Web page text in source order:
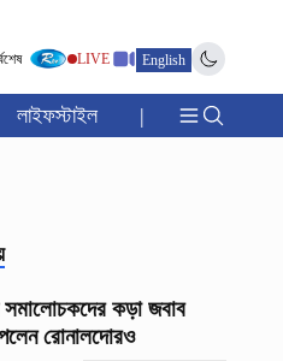
LIVE English
লাইফস্টাইল |
সমালোচকদের কড়া জবাব
রোনালদোরও